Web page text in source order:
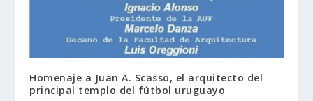
Homenaje a Juan A. Scasso, el arquitecto del
principal templo del fútbol uruguayo